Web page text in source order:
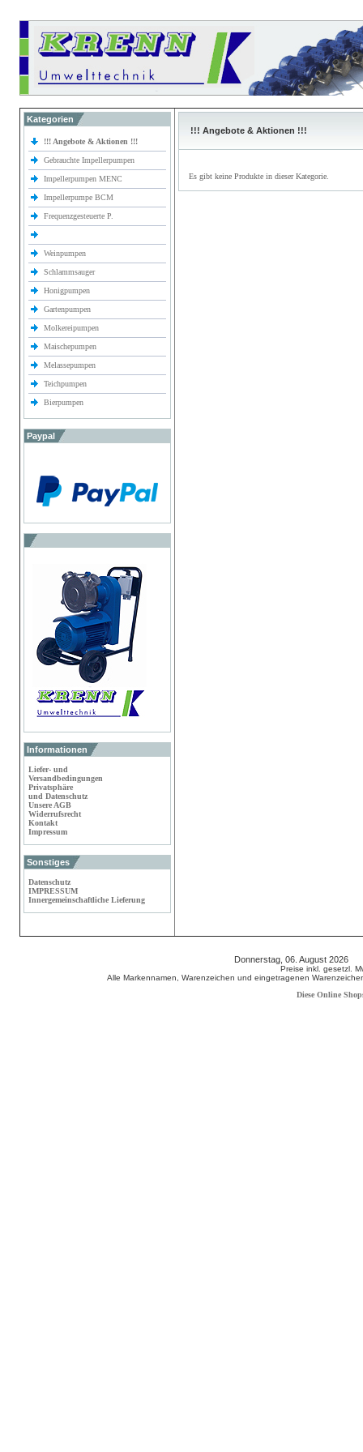
Kategorien
!!! Angebote & Aktionen !!!
Gebrauchte Impellerpumpen
Impellerpumpen MENC
Impellerpumpe BCM
Frequenzgesteuerte P.
Weinpumpen
Schlammsauger
Honigpumpen
Gartenpumpen
Molkereipumpen
Maischepumpen
Melassepumpen
Teichpumpen
Bierpumpen
Paypal
Informationen
Liefer- und
Versandbedingungen
Privatsphäre
und Datenschutz
Unsere AGB
Widerrufsrecht
Kontakt
Impressum
Sonstiges
Datenschutz
IMPRESSUM
Innergemeinschaftliche Lieferung
!!! Angebote & Aktionen !!!
Es gibt keine Produkte in dieser Kategorie.
Donnerstag, 06. August
Preise inkl. gesetzl.
Alle Markennamen, Warenzeichen und eingetragenen
Diese Online